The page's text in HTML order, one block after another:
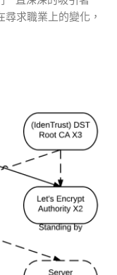
求職業上的變化，